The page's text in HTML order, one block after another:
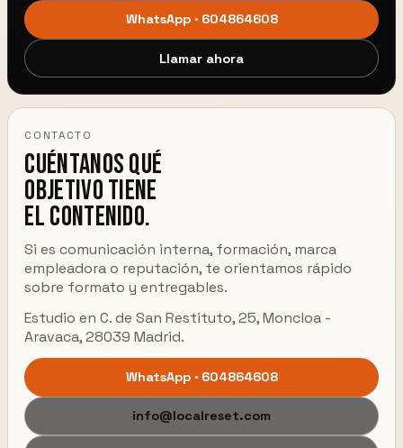
WhatsApp · 604864608
Llamar ahora
CONTACTO
Cuéntanos qué
objetivo tiene
el contenido.
Si es comunicación interna, formación, marca
empleadora o reputación, te orientamos rápido
sobre formato y entregables.
Estudio en C. de San Restituto, 25, Moncloa -
Aravaca, 28039 Madrid.
WhatsApp · 604864608
info@localreset.com